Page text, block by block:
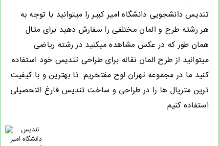
تندیس دانشجویی دانشگاه امیر کبیر را میتوانید با توجه به
هر رشته طرح و المان مختلفی را سفارش دهید برای مثال
همان طور که در عکس مشاهده میکنید در رشته ریاضی
میتوانید از طرح المان نقاله برای طراحی تندیس خود استفاده
کنید ما در مجموعه تهران لوح مفتخریم تا بهترین و با کیفیت
ترین متریال ها را در طراحی و ساخت تندیس فارغ التحصیلی
استفاده کنیم